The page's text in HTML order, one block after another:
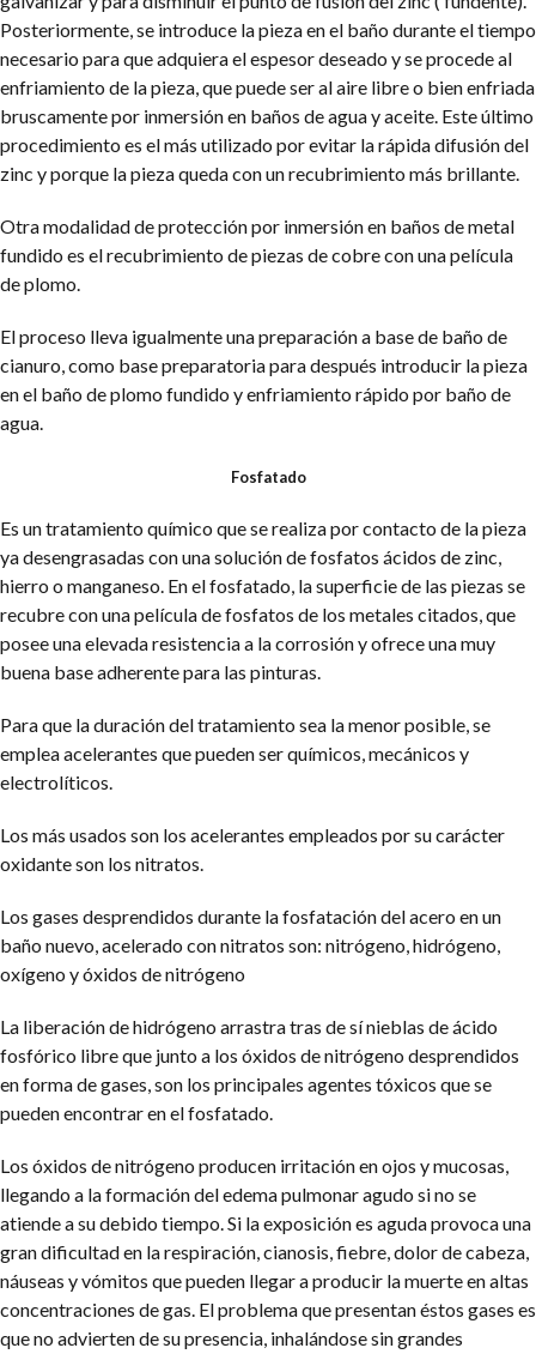
Posteriormente, se introduce la pieza en el baño durante el tiempo
necesario para que adquiera el espesor deseado y se procede al
enfriamiento de la pieza, que puede ser al aire libre o bien enfriada
bruscamente por inmersión en baños de agua y aceite. Este último
procedimiento es el más utilizado por evitar la rápida difusión del
zinc y porque la pieza queda con un recubrimiento más brillante.
Otra modalidad de protección por inmersión en baños de metal
fundido es el recubrimiento de piezas de cobre con una película
de plomo.
El proceso lleva igualmente una preparación a base de baño de
cianuro, como base preparatoria para después introducir la pieza
en el baño de plomo fundido y enfriamiento rápido por baño de
agua.
Fosfatado
Es un tratamiento químico que se realiza por contacto de la pieza
ya desengrasadas con una solución de fosfatos ácidos de zinc,
hierro o manganeso. En el fosfatado, la superficie de las piezas se
recubre con una película de fosfatos de los metales citados, que
posee una elevada resistencia a la corrosión y ofrece una muy
buena base adherente para las pinturas.
Para que la duración del tratamiento sea la menor posible, se
emplea acelerantes que pueden ser químicos, mecánicos y
electrolíticos.
Los más usados son los acelerantes empleados por su carácter
oxidante son los nitratos.
Los gases desprendidos durante la fosfatación del acero en un
baño nuevo, acelerado con nitratos son: nitrógeno, hidrógeno,
oxígeno y óxidos de nitrógeno
La liberación de hidrógeno arrastra tras de sí nieblas de ácido
fosfórico libre que junto a los óxidos de nitrógeno desprendidos
en forma de gases, son los principales agentes tóxicos que se
pueden encontrar en el fosfatado.
Los óxidos de nitrógeno producen irritación en ojos y mucosas,
llegando a la formación del edema pulmonar agudo si no se
atiende a su debido tiempo. Si la exposición es aguda provoca una
gran dificultad en la respiración, cianosis, fiebre, dolor de cabeza,
náuseas y vómitos que pueden llegar a producir la muerte en altas
concentraciones de gas. El problema que presentan éstos gases es
que no advierten de su presencia, inhalándose sin grandes